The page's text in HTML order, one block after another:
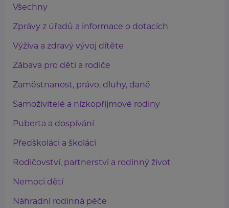
Všechny
Zprávy z úřadů a informace o dotacích
Výživa a zdravý vývoj dítěte
Zábava pro děti a rodiče
Zaměstnanost, právo, dluhy, daně
Samoživitelé a nízkopříjmové rodiny
Puberta a dospívání
Předškoláci a školáci
Rodičovství, partnerství a rodinný život
Nemoci dětí
Náhradní rodinná péče